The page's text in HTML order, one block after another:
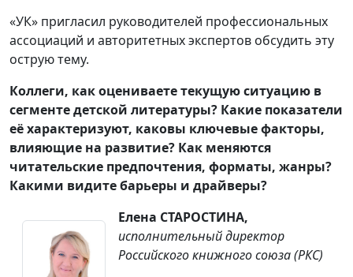
«УК» пригласил руководителей профессиональных
ассоциаций и авторитетных экспертов обсудить эту
острую тему.
Коллеги, как оцениваете текущую ситуацию в
сегменте детской литературы? Какие показатели
её характеризуют, каковы ключевые факторы,
влияющие на развитие? Как меняются
читательские предпочтения, форматы, жанры?
Какими видите барьеры и драйверы?
Елена СТАРОСТИНА,
исполнительный директор
Российского книжного союза (РКС)